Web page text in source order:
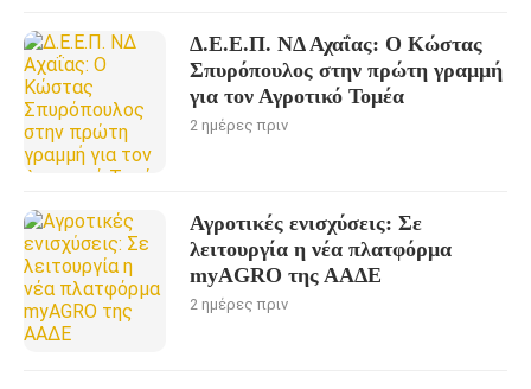
Δ.Ε.Ε.Π. ΝΔ Αχαΐας: Ο Κώστας
Σπυρόπουλος στην πρώτη γραμμή
για τον Αγροτικό Τομέα
2 ημέρες πριν
Αγροτικές ενισχύσεις: Σε
λειτουργία η νέα πλατφόρμα
myAGRO της ΑΑΔΕ
2 ημέρες πριν